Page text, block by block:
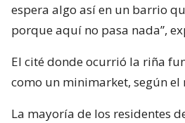
espera algo así en un barrio
porque aquí no pasa nada”,
El cité donde ocurrió la riña
como un minimarket, según el
La mayoría de los residentes